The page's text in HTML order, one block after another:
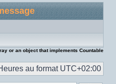
or an object that implements Countable
au format UTC+02:00